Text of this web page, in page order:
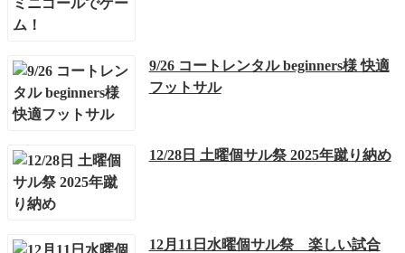
9/26 コートレンタル beginners様 快適
フットサル
12/28日 土曜個サル祭 2025年蹴り納め
12月11日水曜個サル祭 楽しい試合